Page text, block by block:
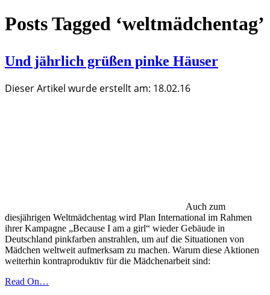
Posts Tagged ‘weltmädchentag’
Und jährlich grüßen pinke Häuser
Dieser Artikel wurde erstellt am: 18.02.16
Auch zum
diesjährigen Weltmädchentag wird Plan International im Rahmen
ihrer Kampagne „Because I am a girl“ wieder Gebäude in
Deutschland pinkfarben anstrahlen, um auf die Situationen von
Mädchen weltweit aufmerksam zu machen. Warum diese Aktionen
weiterhin kontraproduktiv für die Mädchenarbeit sind:
Read On…